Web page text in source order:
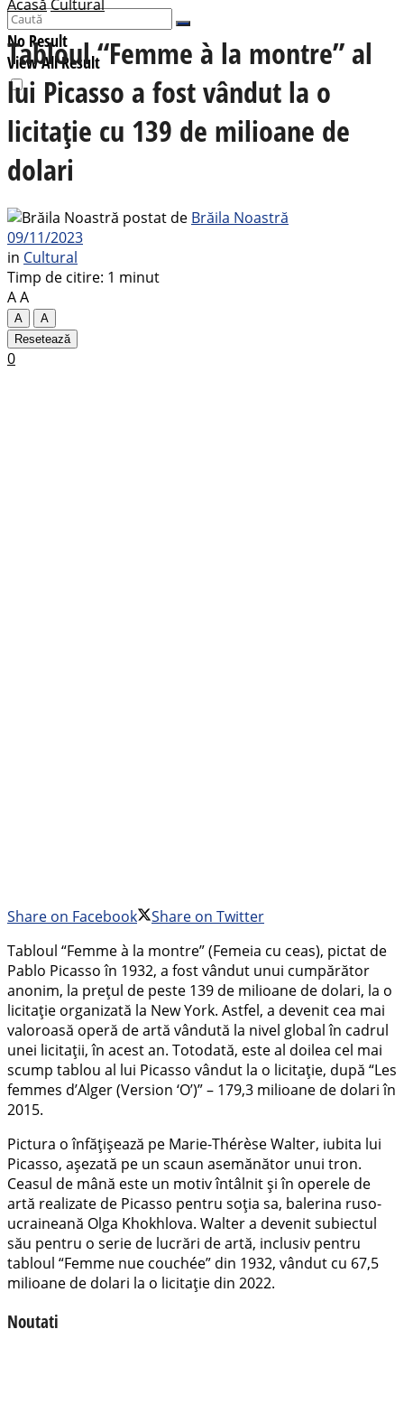
No Result
View All Result
AcasăCultural
Tabloul “Femme à la montre” al
lui Picasso a fost vândut la o
licitație cu 139 de milioane de
dolari
postat de Brăila Noastră
09/11/2023
in Cultural
Timp de citire: 1 minut
AA
A
A
Resetează
0
Share on Facebook
Share on Twitter
Tabloul “Femme à la montre” (Femeia cu ceas), pictat de
Pablo Picasso în 1932, a fost vândut unui cumpărător
anonim, la prețul de peste 139 de milioane de dolari, la o
licitație organizată la New York. Astfel, a devenit cea mai
valoroasă operă de artă vândută la nivel global în cadrul
unei licitații, în acest an. Totodată, este al doilea cel mai
scump tablou al lui Picasso vândut la o licitație, după “Les
femmes d’Alger (Version ‘O’)” – 179,3 milioane de dolari în
2015.
Pictura o înfățișează pe Marie-Thérèse Walter, iubita lui
Picasso, așezată pe un scaun asemănător unui tron.
Ceasul de mână este un motiv întâlnit și în operele de
artă realizate de Picasso pentru soția sa, balerina ruso-
ucraineană Olga Khokhlova. Walter a devenit subiectul
său pentru o serie de lucrări de artă, inclusiv pentru
tabloul “Femme nue couchée” din 1932, vândut cu 67,5
milioane de dolari la o licitație din 2022.
Noutati